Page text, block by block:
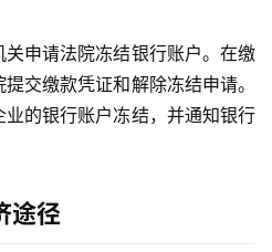
申请法院冻结银行账户。在缴
交缴款凭证和解除冻结申请。
的银行账户冻结，并通知银行
途径